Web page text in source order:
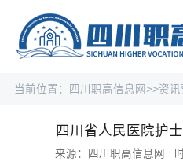
当前位置： 四川职高信息网 >>资讯
四川省人民医院护
来源：四川职高信息网